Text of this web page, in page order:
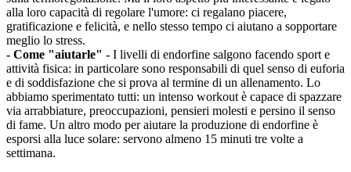
alla loro capacità di regolare l'umore: ci regalano piacere,
gratificazione e felicità, e nello stesso tempo ci aiutano a sopportare
meglio lo stress.
- Come "aiutarle" - I livelli di endorfine salgono facendo sport e
attività fisica: in particolare sono responsabili di quel senso di euforia
e di soddisfazione che si prova al termine di un allenamento. Lo
abbiamo sperimentato tutti: un intenso workout è capace di spazzare
via arrabbiature, preoccupazioni, pensieri molesti e persino il senso
di fame. Un altro modo per aiutare la produzione di endorfine è
esporsi alla luce solare: servono almeno 15 minuti tre volte a
settimana.